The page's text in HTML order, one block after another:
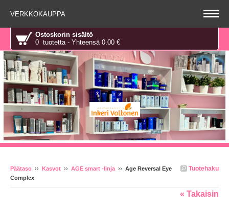
VERKKOKAUPPA
Ostoskorin sisältö
0 tuotetta - Yhteensä 0.00 €
Tuotehaku
Päätaso ›› Kasvot ›› AGE smart -linja›› Age Reversal Eye
Complex
« Takaisin